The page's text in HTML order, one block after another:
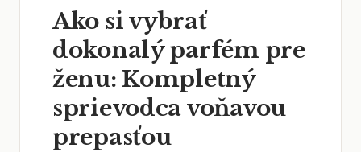
Ako si vybrať
dokonalý parfém pre
ženu: Kompletný
sprievodca voňavou
prepasťou